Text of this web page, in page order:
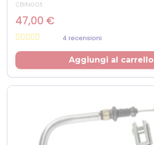
CBIN003
47,00 €
4 recensioni
Prezzo
Aggiungi al carrello